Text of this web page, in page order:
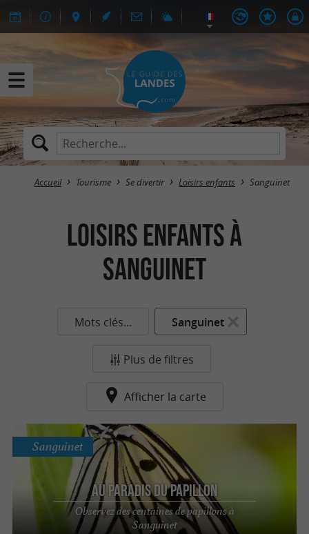
Accueil Tourisme Se divertir Loisirs enfants Sanguinet
Loisirs enfants à
Sanguinet
Mots clés... Sanguinet
Plus de filtres
Afficher la carte
Au Paradis du Papillon
Observez des centaines de papillons à
Sanguinet
Sanguinet